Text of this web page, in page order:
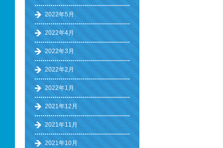
2022年5月
2022年4月
2022年3月
2022年2月
2022年1月
2021年12月
2021年11月
2021年10月